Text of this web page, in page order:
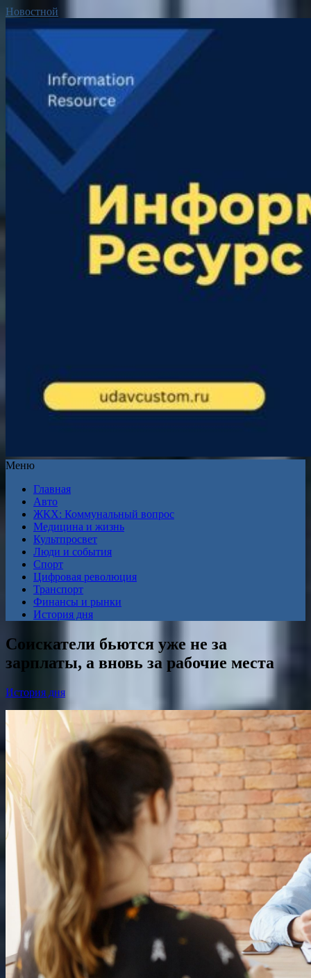
Новостной
Меню
Главная
Авто
ЖКХ: Коммунальный вопрос
Медицина и жизнь
Культпросвет
Люди и события
Спорт
Цифровая революция
Транспорт
Финансы и рынки
История дня
Соискатели бьются уже не за
зарплаты, а вновь за рабочие места
История дня